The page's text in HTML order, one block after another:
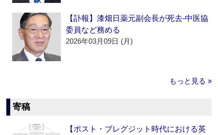
【訃報】漆畑日薬元副会長が死去‐中医協
委員など務める
2026年03月09日 (月)
もっと見る »
寄稿
【ポスト・ブレグジット時代における英